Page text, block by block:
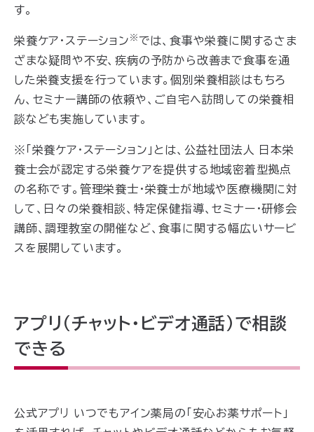
す。
栄養ケア・ステーション ※ では、食事や栄養に関するさま
ざまな疑問や不安、疾病の予防から改善まで食事を通
した栄養支援を行っています。個別栄養相談はもちろ
ん、セミナー講師の依頼や、ご自宅へ訪問しての栄養相
談なども実施しています。
※「栄養ケア・ステーション」とは、公益社団法人 日本栄
養士会が認定する栄養ケアを提供する地域密着型拠点
の名称です。管理栄養士・栄養士が地域や医療機関に対
して、日々の栄養相談、特定保健指導、セミナー・研修会
講師、調理教室の開催など、食事に関する幅広いサービ
スを展開しています。
アプリ（チャット・ビデオ通話）で相談
できる
公式アプリ いつでもアイン薬局の「安心お薬サポート」